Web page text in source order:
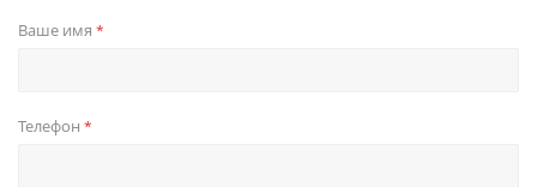
Ваше имя *
Телефон *